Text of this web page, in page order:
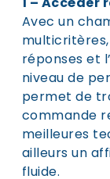
Avec un
réponses et
niveau de
permet de
commande
meilleures
ailleurs un
fluide.